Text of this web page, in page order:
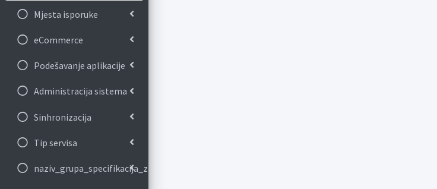
Mjesta isporuke
eCommerce
Podešavanje aplikacije
Administracija sistema
Sinhronizacija
Tip servisa
naziv_grupa_specifikacija_za_banku